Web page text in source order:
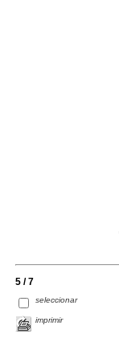
5 / 7
seleccionar
imprimir